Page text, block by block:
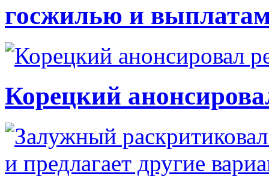
госжилью и
Корецкий